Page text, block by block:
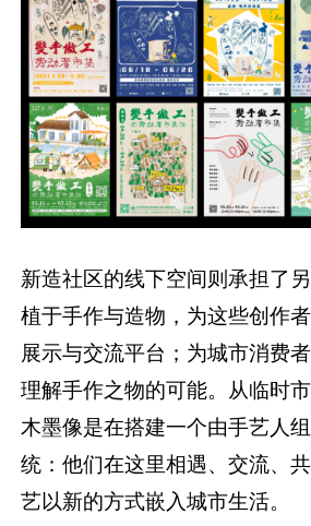
新造社区的线下空间则承担了
植于手作与造物，为这些创作
展示与交流平台；为城市消费
理解手作之物的可能。从临时
木墨像是在搭建一个由手艺人
统：他们在这里相遇、交流、
艺以新的方式嵌入城市生活。